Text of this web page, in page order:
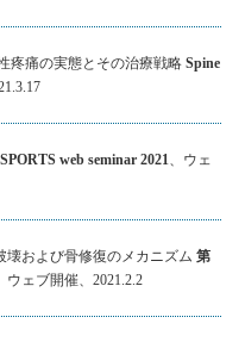
疼痛の実態とその治療戦略 Spine
SPORTS web seminar 2021、ウェ
壊および骨修復のメカニズム 第
ウェブ開催、2021.2.2